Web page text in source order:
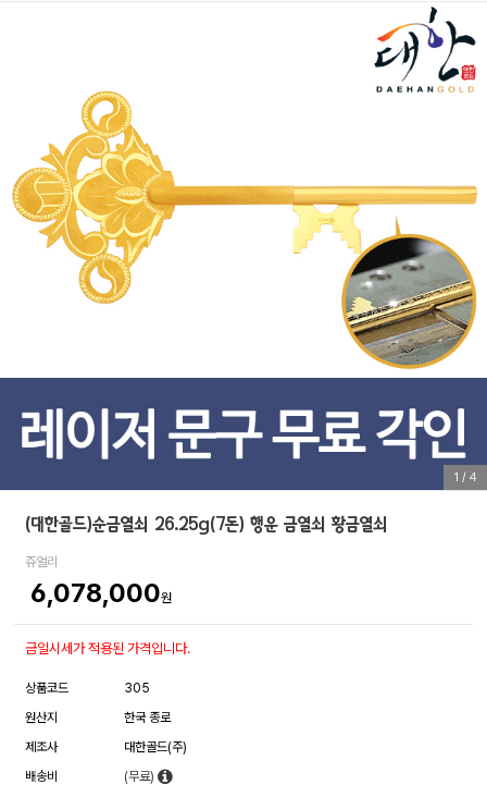
1 / 4
(대한골드)순금열쇠 26.25g(7돈) 행운 금열쇠 황금열쇠
쥬얼리
6,078,000원
금일시세가 적용된 가격입니다.
상품코드
305
원산지
한국 종로
제조사
대한골드(주)
배송비
(무료)